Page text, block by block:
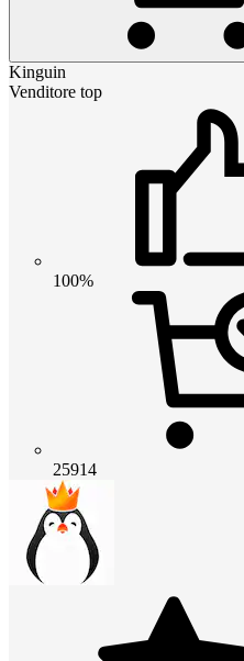
Kinguin
Venditore top
100%
25914